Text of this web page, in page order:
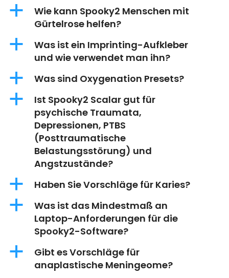
a
Wie kann Spooky2 Menschen mit
Gürtelrose helfen?
a
Was ist ein Imprinting-Aufkleber
und wie verwendet man ihn?
a Was sind Oxygenation Presets?
a
Ist Spooky2 Scalar gut für
psychische Traumata,
Depressionen, PTBS
(Posttraumatische
Belastungsstörung) und
Angstzustände?
a Haben Sie Vorschläge für Karies?
a
Was ist das Mindestmaß an
Laptop-Anforderungen für die
Spooky2-Software?
a
Gibt es Vorschläge für
anaplastische Meningeome?